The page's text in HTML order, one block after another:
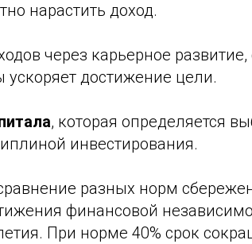
нарастить доход.
через карьерное
достижение цели.
, которая определяется
инвестирования.
разных норм
финансовой
При норме 40% срок